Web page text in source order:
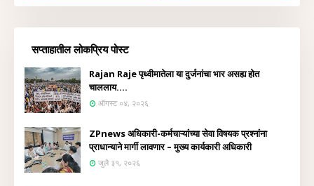
सप्ताहातील लोकप्रिय पोस्ट
Rajan Raje पृथ्वीमातेला या दुर्जनांचा भार असह्य होत
चाललाय....
ऑगस्ट ०४, २०२६
ZPnews अधिकारी-कर्मचाऱ्यांच्या सेवा विषयक प्रश्नांना
प्राधान्याने मार्गी लावणार – मुख्य कार्यकारी अधिकारी
जुलै ३१, २०२६